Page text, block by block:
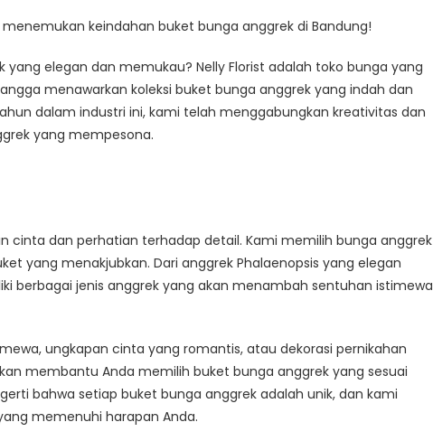
keindahan buket bunga anggrek di Bandung!
elegan dan memukau? Nelly Florist adalah toko bunga yang
menawarkan koleksi buket bunga anggrek yang indah dan
dalam industri ini, kami telah menggabungkan kreativitas dan
yang mempesona.
cinta dan perhatian terhadap detail. Kami memilih bunga anggrek
yang menakjubkan. Dari anggrek Phalaenopsis yang elegan
berbagai jenis anggrek yang akan menambah sentuhan istimewa
ungkapan cinta yang romantis, atau dekorasi pernikahan
membantu Anda memilih buket bunga anggrek yang sesuai
bahwa setiap buket bunga anggrek adalah unik, dan kami
memenuhi harapan Anda.